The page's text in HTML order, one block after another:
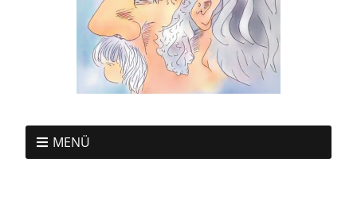
MENÜ